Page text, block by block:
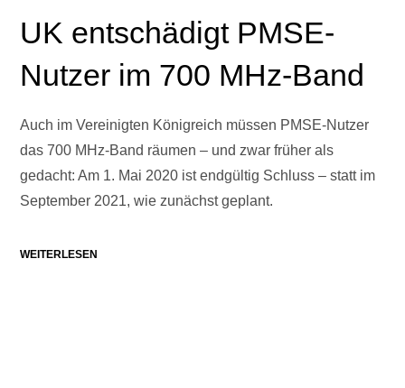
UK entschädigt PMSE-
Nutzer im 700 MHz-Band
Auch im Vereinigten Königreich müssen PMSE-Nutzer
das 700 MHz-Band räumen – und zwar früher als
gedacht: Am 1. Mai 2020 ist endgültig Schluss – statt im
September 2021, wie zunächst geplant.
WEITERLESEN